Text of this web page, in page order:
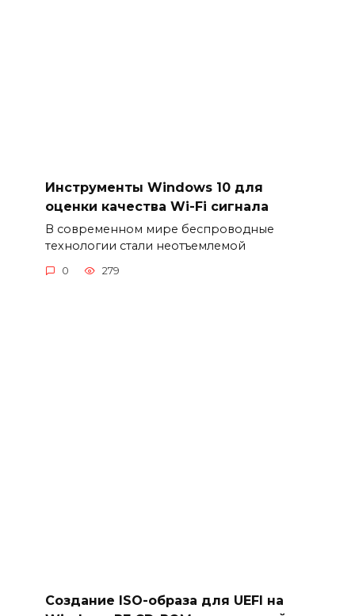
Инструменты Windows 10 для
оценки качества Wi-Fi сигнала
В современном мире беспроводные
технологии стали неотъемлемой
0 279
Создание ISO-образа для UEFI на